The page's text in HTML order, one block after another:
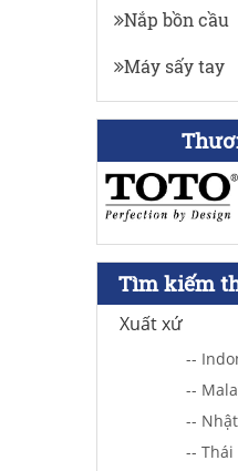
Nắp bồn cầu
Máy sấy tay
Tìm kiếm
Xuất xứ
--
--
--
-- Thái